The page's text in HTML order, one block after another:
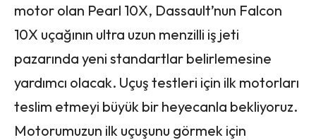
motor olan Pearl 10X, Dassault’nun Falcon
10X uçağının ultra uzun menzilli iş jeti
pazarında yeni standartlar belirlemesine
yardımcı olacak. Uçuş testleri için ilk motorları
teslim etmeyi büyük bir heyecanla bekliyoruz.
Motorumuzun ilk uçuşunu görmek için